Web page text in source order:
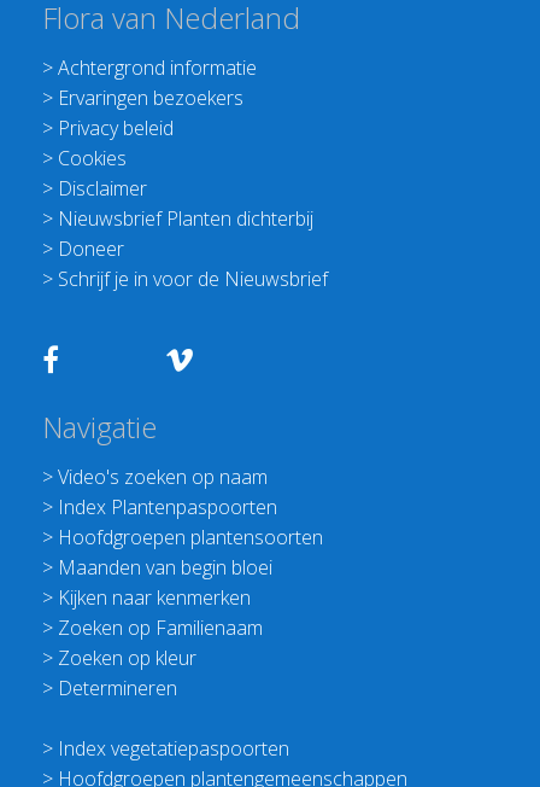
Flora van Nederland
>Achtergrond informatie
> Ervaringen bezoekers
> Privacy beleid
> Cookies
> Disclaimer
> Nieuwsbrief Planten dichterbij
> Doneer
> Schrijf je in voor de Nieuwsbrief
Navigatie
>Video's zoeken op naam
> Index Plantenpaspoorten
> Hoofdgroepen plantensoorten
> Maanden van begin bloei
> Kijken naar kenmerken
> Zoeken op Familienaam
> Zoeken op kleur
> Determineren
> Index vegetatiepaspoorten
> Hoofdgroepen plantengemeenschappen